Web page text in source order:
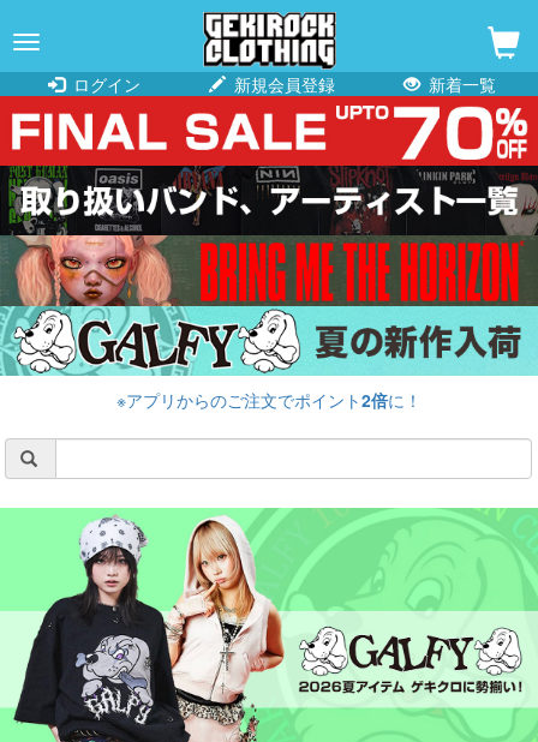
navigation
ログイン
新規会員登録 新着一覧
※アプリからのご注文でポイント2倍に！